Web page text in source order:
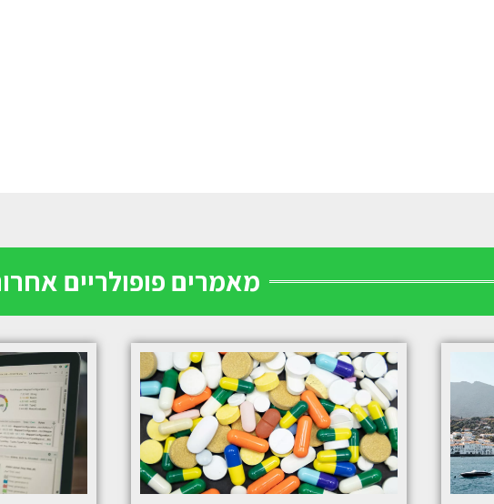
מאמרים פופולריים